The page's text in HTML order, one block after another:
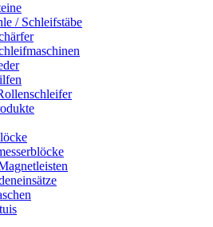
/ Schleifstäbe